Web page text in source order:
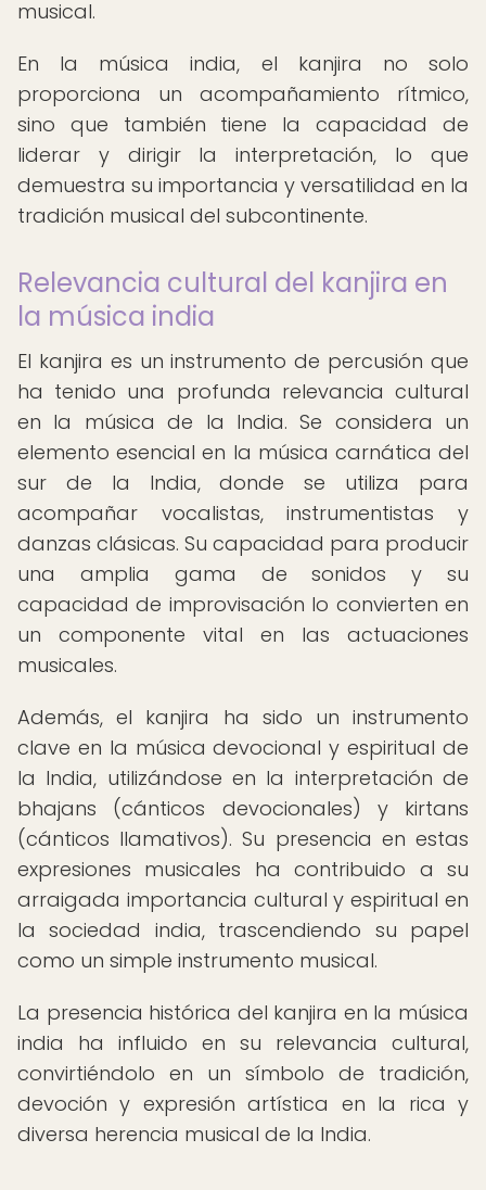
musical.
En la música india, el kanjira no solo
proporciona un acompañamiento rítmico,
sino que también tiene la capacidad de
liderar y dirigir la interpretación, lo que
demuestra su importancia y versatilidad en la
tradición musical del subcontinente.
Relevancia cultural del kanjira en
la música india
El kanjira es un instrumento de percusión que
ha tenido una profunda relevancia cultural
en la música de la India. Se considera un
elemento esencial en la música carnática del
sur de la India, donde se utiliza para
acompañar vocalistas, instrumentistas y
danzas clásicas. Su capacidad para producir
una amplia gama de sonidos y su
capacidad de improvisación lo convierten en
un componente vital en las actuaciones
musicales.
Además, el kanjira ha sido un instrumento
clave en la música devocional y espiritual de
la India, utilizándose en la interpretación de
bhajans (cánticos devocionales) y kirtans
(cánticos llamativos). Su presencia en estas
expresiones musicales ha contribuido a su
arraigada importancia cultural y espiritual en
la sociedad india, trascendiendo su papel
como un simple instrumento musical.
La presencia histórica del kanjira en la música
india ha influido en su relevancia cultural,
convirtiéndolo en un símbolo de tradición,
devoción y expresión artística en la rica y
diversa herencia musical de la India.